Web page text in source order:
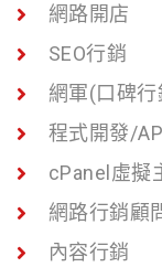
網路開店
SEO行銷
網軍(口碑行
程式開發/
cPanel虛擬
網路行銷顧
內容行銷